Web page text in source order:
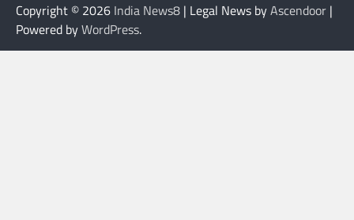
Copyright © 2026 India News8 | Legal News byAscendoor |
Powered byWordPress.